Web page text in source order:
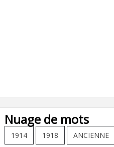
Nuage de mots
1914 1918 ANCIENNE